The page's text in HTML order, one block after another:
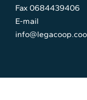
Fax 0684439406
E-mail